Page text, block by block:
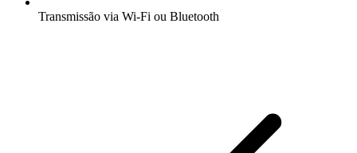
Transmissão via Wi-Fi ou Bluetooth